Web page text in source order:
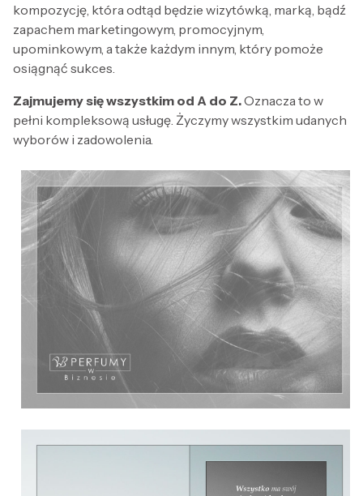
kompozycję, która odtąd będzie wizytówką, marką, bądź
zapachem marketingowym, promocyjnym,
upominkowym, a także każdym innym, który pomoże
osiągnąć sukces.
Zajmujemy się wszystkim od A do Z.Oznacza to w
pełni kompleksową usługę. Życzymy wszystkim udanych
wyborów i zadowolenia.